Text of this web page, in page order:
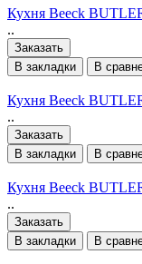
Кухня Beeck
..
Заказать
В закладки
В
Кухня Beeck
..
Заказать
В закладки
В
Кухня Beeck
..
Заказать
В закладки
В